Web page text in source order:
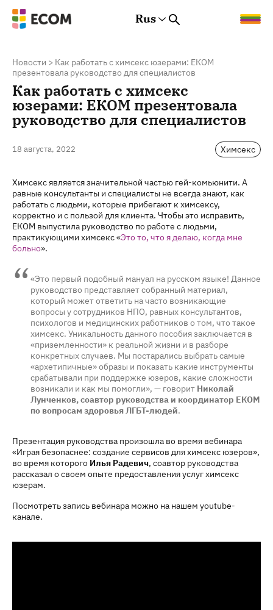
Rus
Новости > Как работать с химсекс юзерами: ЕКОМ
презентовала руководство для специалистов
Как работать с химсекс
юзерами: ЕКОМ презентовала
руководство для специалистов
18 августа, 2022 Химсекс
Химсекс является значительной частью гей-комьюнити. А
равные консультанты и специалисты не всегда знают, как
работать с людьми, которые прибегают к химсексу,
корректно и с пользой для клиента. Чтобы это исправить,
ЕКОМ выпустила руководство по работе с людьми,
практикующими химсекс «Это то, что я делаю, когда мне
больно».
«Это первый подобный мануал на русском языке! Данное
руководство представляет собранный материал,
который может ответить на часто возникающие
вопросы у сотрудников НПО, равных консультантов,
психологов и медицинских работников о том, что такое
химсекс. Уникальность данного пособия заключается в
«приземленности» к реальной жизни и в разборе
конкретных случаев. Мы постарались выбрать самые
«архетипичные» образы и показать какие инструменты
срабатывали при поддержке юзеров, какие сложности
возникали и как мы помогли», — говорит Николай
Лунченков, соавтор руководства и координатор ЕКОМ
по вопросам здоровья ЛГБТ-людей.
Презентация руководства произошла во время вебинара
«Играя безопаснее: создание сервисов для химсекс юзеров»,
во время которого Илья Радевич, соавтор руководства
рассказал о своем опыте предоставления услуг химсекс
юзерам.
Посмотреть запись вебинара можно на нашем youtube-
канале.